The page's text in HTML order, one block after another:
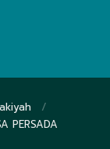
PERSADA